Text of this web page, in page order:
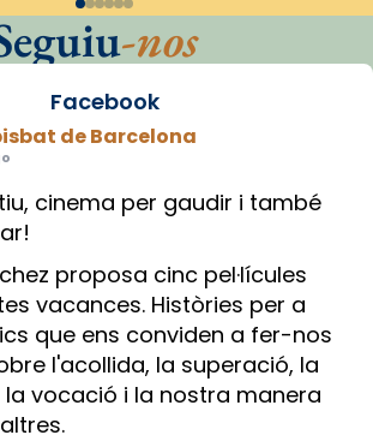
-nos
Facebook
de Barcelona
cinema per gaudir i també
proposa cinc pel·lícules
vacances. Històries per a
que ens conviden a fer-nos
l'acollida, la superació, la
la vocació i la nostra manera